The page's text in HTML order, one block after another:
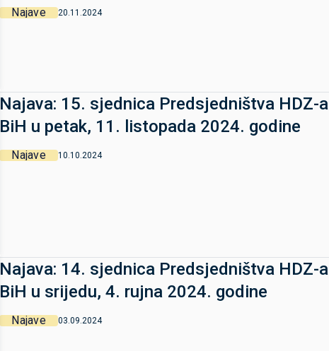
Najave 20.11.2024
Najava: 15. sjednica Predsjedništva HDZ-a
BiH u petak, 11. listopada 2024. godine
Najave 10.10.2024
Najava: 14. sjednica Predsjedništva HDZ-a
BiH u srijedu, 4. rujna 2024. godine
Najave 03.09.2024